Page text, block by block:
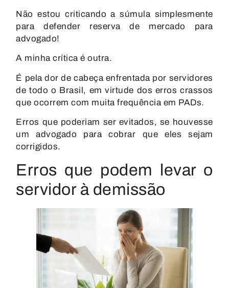
Não estou criticando a súmula simplesmente
para defender reserva de mercado para
advogado!
A minha crítica é outra.
É pela dor de cabeça enfrentada por servidores
de todo o Brasil, em virtude dos erros crassos
que ocorrem com muita frequência em PADs.
Erros que poderiam ser evitados, se houvesse
um advogado para cobrar que eles sejam
corrigidos.
Erros que podem levar o
servidor à demissão